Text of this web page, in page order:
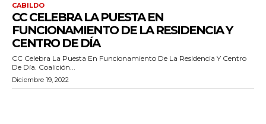
CABILDO
CC CELEBRA LA PUESTA EN
FUNCIONAMIENTO DE LA RESIDENCIA Y
CENTRO DE DÍA
CC Celebra La Puesta En Funcionamiento De La Residencia Y Centro
De Día. Coalición...
Diciembre 19, 2022